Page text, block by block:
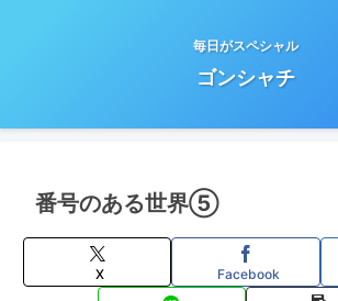
毎日がスペシャル
ゴンシャチ
番号のある世界⑤
X Facebook